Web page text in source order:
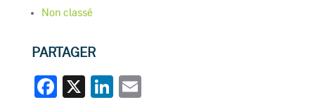
Non classé
PARTAGER
F X Li E